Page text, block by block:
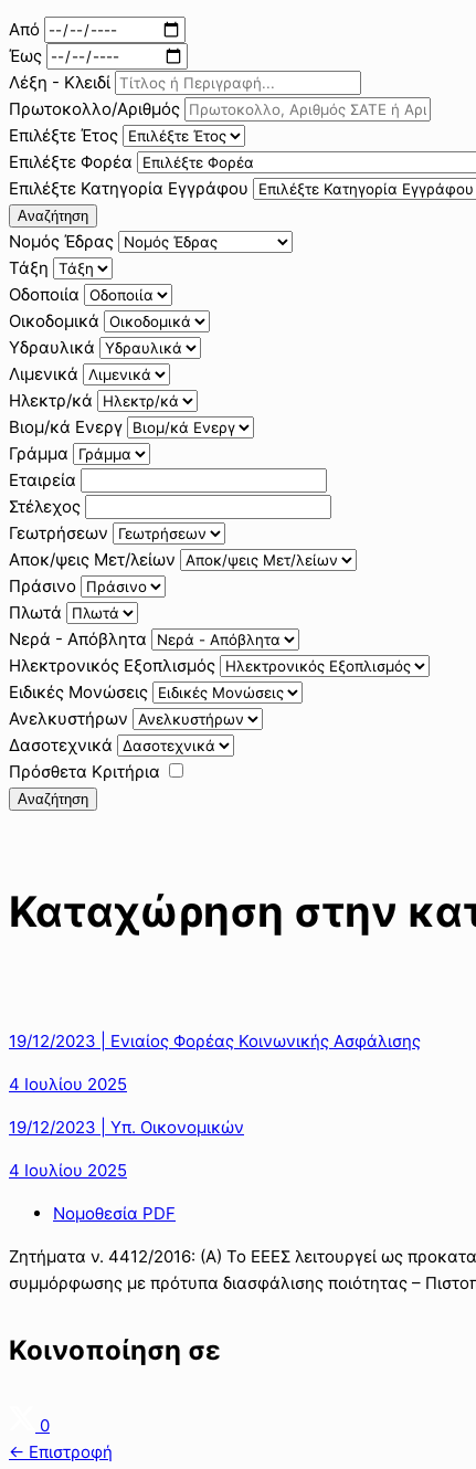
Από
Έως
Λέξη - Κλειδί
Πρωτοκολλο/Αριθμός
Επιλέξτε Έτος
Επιλέξτε Φορέα
Επιλέξτε Κατηγορία Εγγράφου
Αναζήτηση
Νομός Έδρας
Τάξη
Οδοποιία
Οικοδομικά
Υδραυλικά
Λιμενικά
Ηλεκτρ/κά
Βιομ/κά Ενεργ
Γράμμα
Εταιρεία
Στέλεχος
Γεωτρήσεων
Αποκ/ψεις Μετ/λείων
Πράσινο
Πλωτά
Νερά - Απόβλητα
Ηλεκτρονικός Εξοπλισμός
Ειδικές Μονώσεις
Ανελκυστήρων
Δασοτεχνικά
Πρόσθετα Κριτήρια
Αναζήτηση
Καταχώρηση στην
19/12/2023 | Ενιαίος Φορέας Κοινωνικής Ασφάλισης
4 Ιουλίου 2025
19/12/2023 | Υπ. Οικονομικών
4 Ιουλίου 2025
Νομοθεσία PDF
Ζητήματα ν. 4412/2016: (Α) Το ΕΕΕΣ λειτουργεί ως
συμμόρφωσης με πρότυπα διασφάλισης ποιότητας –
Κοινοποίηση σε
0
← Επιστροφή